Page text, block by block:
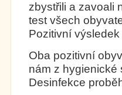
zbystřili a zavoali
test všech
Pozitivní
Oba pozitivní
nám z hygienické
Desinfekce